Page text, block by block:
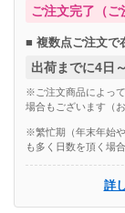
ご注文完了（
■ 複数点ご注文で
出荷までに4日
※ご注文商品によっ
場合もございます（
※繁忙期（年末年始
も多く日数を頂く場
詳